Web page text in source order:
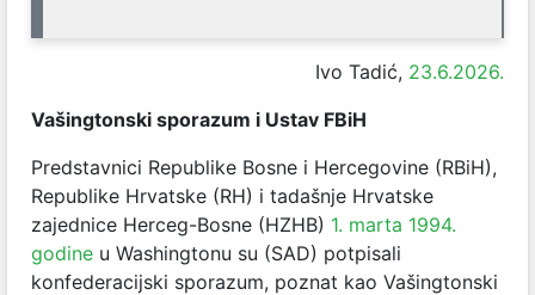
Ivo Tadić, 23.6.2026.
Vašingtonski sporazum i Ustav FBiH
Predstavnici Republike Bosne i Hercegovine (RBiH),
Republike Hrvatske (RH) i tadašnje Hrvatske
zajednice Herceg-Bosne (HZHB) 1. marta 1994.
godine u Washingtonu su (SAD) potpisali
konfederacijski sporazum, poznat kao Vašingtonski